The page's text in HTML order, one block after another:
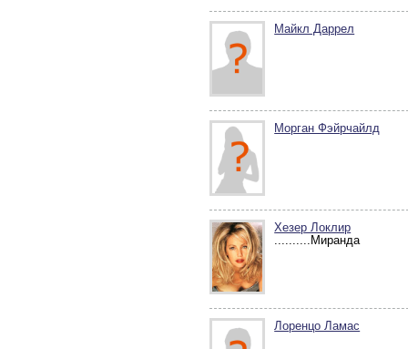
Майкл Даррел
Морган Фэйрчайлд
Хезер Локлир
..........Миранда
Лоренцо Ламас